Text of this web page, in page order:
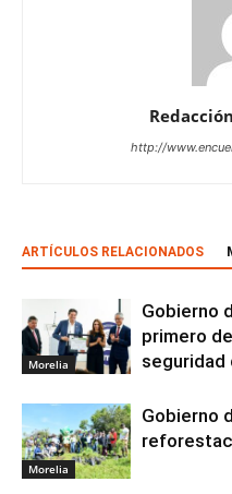
http://
ARTÍCULOS RELACIONADOS
Morelia
Gobierno
primero
seguridad
Morelia
Gobierno